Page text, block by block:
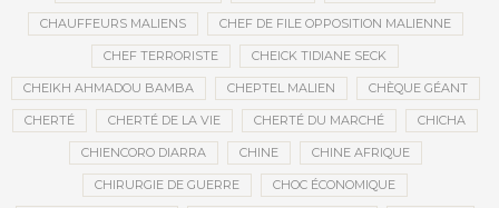
CHAUFFEURS MALIENS CHEF DE FILE OPPOSITION MALIENNE
CHEF TERRORISTE CHEICK TIDIANE SECK
CHEIKH AHMADOU BAMBA CHEPTEL MALIEN CHÈQUE GÉANT
CHERTÉ CHERTÉ DE LA VIE CHERTÉ DU MARCHÉ CHICHA
CHIENCORO DIARRA CHINE CHINE AFRIQUE
CHIRURGIE DE GUERRE CHOC ÉCONOMIQUE